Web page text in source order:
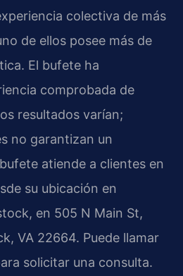
colectiva de más
de ellos posee más de
El bufete ha
comprobada de
resultados varían;
no garantizan un
atiende a clientes en
su ubicación en
en 505 N Main St,
VA 22664. Puede llamar
solicitar una consulta.